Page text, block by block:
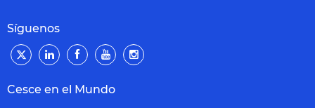
Síguenos
Cesce en el Mundo